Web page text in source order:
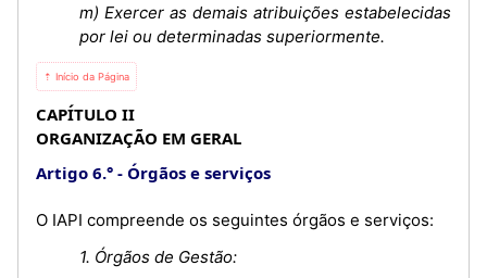
m) Exercer as demais atribuições estabelecidas
por lei ou determinadas superiormente.
⇡ Início da Página
CAPÍTULO II
ORGANIZAÇÃO EM GERAL
Artigo 6.°
Órgãos e serviços
O IAPI compreende os seguintes órgãos e serviços:
1. Órgãos de Gestão: